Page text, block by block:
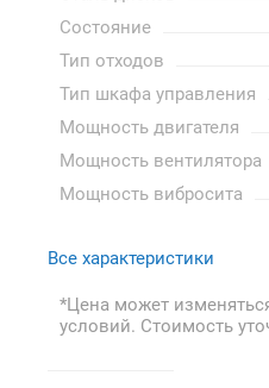
Состояние
Тип отходов
Тип шкафа управления
Мощность двигателя
Мощность вентилятора
Мощность вибросита
Все характеристики
*Цена может
условий. Стоимость